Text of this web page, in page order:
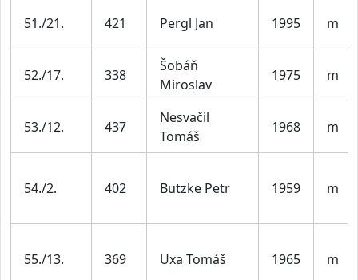
51./21. 421 Pergl Jan 1995 m
52./17. 338
Šobáň
Miroslav
1975 m
53./12. 437
Nesvačil
Tomáš
1968 m
54./2. 402 Butzke Petr 1959 m
55./13. 369 Uxa Tomáš 1965 m